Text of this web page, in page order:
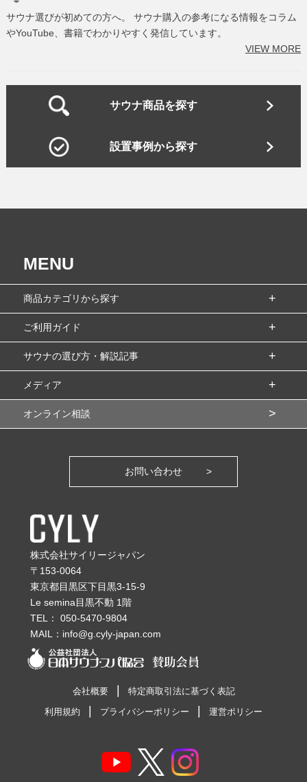
サウナ選びが初めての方へ。 サウナ購入の参考になる情報をコラム
やYouTube、書籍でわかりやすく発信しています。
VIEW MORE
サウナ商品を探す
設置事例から探す
MENU
商品カテゴリから探す
ご利用ガイド
サウナの選び方・解説記事
メディア
オンライン相談
お問い合わせ
株式会社サイリージャパン
〒153-0064
東京都目黒区下目黒3-15-9
Le semina目黒不動 1階
TEL： 050-5470-9804
MAIL： info@g.cyly-japan.com
会社概要
特定商取引法に基づく表記
利用規約
プライバシーポリシー 運営ポリシー